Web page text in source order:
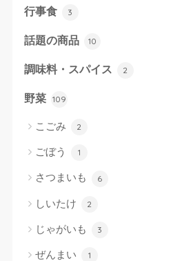
行事食 3
話題の商品 10
調味料・スパイス 2
野菜 109
こごみ 2
ごぼう 1
さつまいも 6
しいたけ 2
じゃがいも 3
ぜんまい 1